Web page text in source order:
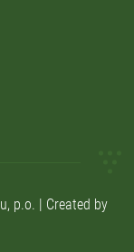
p.o. | Created by